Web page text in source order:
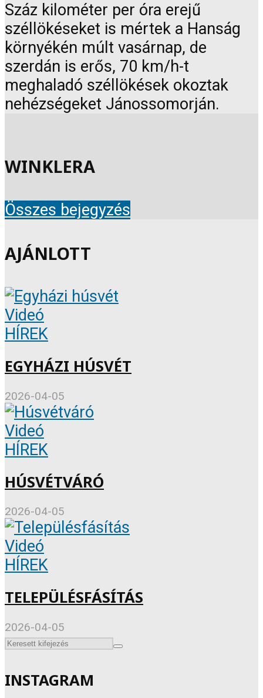
Száz kilométer per óra erejű
széllökéseket is mértek a Hanság
környékén múlt vasárnap, de
szerdán is erős, 70 km/h-t
meghaladó széllökések okoztak
nehézségeket Jánossomorján.
WINKLERA
Összes bejegyzés
AJÁNLOTT
Videó
HÍREK
EGYHÁZI HÚSVÉT
2026-04-05
Videó
HÍREK
HÚSVÉTVÁRÓ
2026-04-05
Videó
HÍREK
TELEPÜLÉSFÁSÍTÁS
2026-04-05
INSTAGRAM